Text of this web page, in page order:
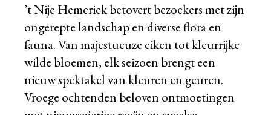
’t Nije Hemeriek betovert bezoekers met zijn
ongerepte landschap en diverse flora en
fauna. Van majestueuze eiken tot kleurrijke
wilde bloemen, elk seizoen brengt een
nieuw spektakel van kleuren en geuren.
Vroege ochtenden beloven ontmoetingen